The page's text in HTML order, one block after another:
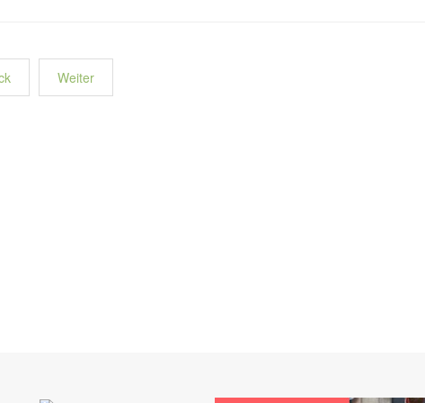
Weiter